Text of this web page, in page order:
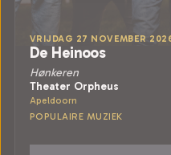
VRIJDAG 27 NOVEMBER
De Heinoos
Hønkeren
Theater Orpheus
Apeldoorn
POPULAIRE MUZIEK